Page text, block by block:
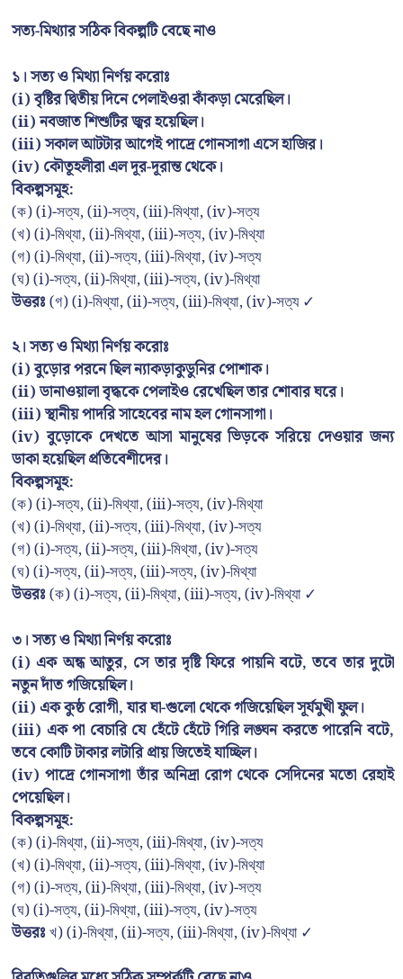
সত্য-মিথ্যার সঠিক বিকল্পটি বেছে নাও
১। সত্য ও মিথ্যা নির্ণয় করোঃ
(i) বৃষ্টির দ্বিতীয় দিনে পেলাইওরা কাঁকড়া মেরেছিল।
(ii) নবজাত শিশুটির জ্বর হয়েছিল।
(iii) সকাল আটটার আগেই পাদ্রে গোনসাগা এসে হাজির।
(iv) কৌতূহলীরা এল দূর-দূরান্ত থেকে।
বিকল্পসমূহ:
(ক) (i)-সত্য, (ii)-সত্য, (iii)-মিথ্যা, (iv)-সত্য
(খ) (i)-মিথ্যা, (ii)-মিথ্যা, (iii)-সত্য, (iv)-মিথ্যা
(গ) (i)-মিথ্যা, (ii)-সত্য, (iii)-মিথ্যা, (iv)-সত্য
(ঘ) (i)-সত্য, (ii)-মিথ্যা, (iii)-সত্য, (iv)-মিথ্যা
উত্তরঃ(গ) (i)-মিথ্যা, (ii)-সত্য, (iii)-মিথ্যা, (iv)-সত্য ✓
২। সত্য ও মিথ্যা নির্ণয় করোঃ
(i) বুড়োর পরনে ছিল ন্যাকড়াকুডুনির পোশাক।
(ii) ডানাওয়ালা বৃদ্ধকে পেলাইও রেখেছিল তার শোবার ঘরে।
(iii) স্থানীয় পাদরি সাহেবের নাম হল গোনসাগা।
(iv) বুড়োকে দেখতে আসা মানুষের ভিড়কে সরিয়ে দেওয়ার জন্য
ডাকা হয়েছিল প্রতিবেশীদের।
বিকল্পসমূহ:
(ক) (i)-সত্য, (ii)-মিথ্যা, (iii)-সত্য, (iv)-মিথ্যা
(খ) (i)-মিথ্যা, (ii)-সত্য, (iii)-মিথ্যা, (iv)-সত্য
(গ) (i)-সত্য, (ii)-সত্য, (iii)-মিথ্যা, (iv)-সত্য
(ঘ) (i)-সত্য, (ii)-সত্য, (iii)-সত্য, (iv)-মিথ্যা
উত্তরঃ(ক) (i)-সত্য, (ii)-মিথ্যা, (iii)-সত্য, (iv)-মিথ্যা ✓
৩। সত্য ও মিথ্যা নির্ণয় করোঃ
(i) এক অন্ধ আতুর, সে তার দৃষ্টি ফিরে পায়নি বটে, তবে তার দুটো
নতুন দাঁত গজিয়েছিল।
(ii) এক কুষ্ঠ রোগী, যার ঘা-গুলো থেকে গজিয়েছিল সূর্যমুখী ফুল।
(iii) এক পা বেচারি যে হেঁটে হেঁটে গিরি লঙ্ঘন করতে পারেনি বটে,
তবে কোটি টাকার লটারি প্রায় জিতেই যাচ্ছিল।
(iv) পাদ্রে গোনসাগা তাঁর অনিদ্রা রোগ থেকে সেদিনের মতো রেহাই
পেয়েছিল।
বিকল্পসমূহ:
(ক) (i)-মিথ্যা, (ii)-সত্য, (iii)-মিথ্যা, (iv)-সত্য
(খ) (i)-মিথ্যা, (ii)-সত্য, (iii)-মিথ্যা, (iv)-মিথ্যা
(গ) (i)-সত্য, (ii)-মিথ্যা, (iii)-মিথ্যা, (iv)-সত্য
(ঘ) (i)-সত্য, (ii)-মিথ্যা, (iii)-সত্য, (iv)-সত্য
উত্তরঃখ) (i)-মিথ্যা, (ii)-সত্য, (iii)-মিথ্যা, (iv)-মিথ্যা ✓